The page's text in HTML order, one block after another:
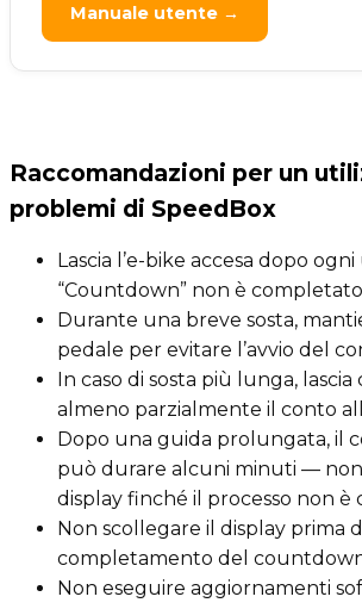
Manuale utente →
Raccomandazioni per un
problemi di SpeedBox
Lascia l’e-bike accesa dopo
“Countdown” non è
Durante una breve sosta,
pedale per evitare l’avvio del
In caso di sosta più lunga,
almeno parzialmente il conto
Dopo una guida prolungata, il
può durare alcuni minuti — non
display finché il processo non è
Non scollegare il display prima
completamento del
Non eseguire aggiornamenti